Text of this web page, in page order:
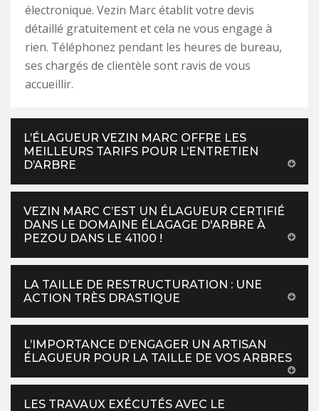
électronique. Vezin Marc établit votre devis
détaillé gratuitement et cela ne vous engage à
rien. Téléphonez pendant les heures de bureau,
ses chargés de clientèle sont ravis de vous
accueillir.
L’ÉLAGUEUR VEZIN MARC OFFRE LES
MEILLEURS TARIFS POUR L’ENTRETIEN
D’ARBRE
VEZIN MARC C’EST UN ÉLAGUEUR CERTIFIÉ
DANS LE DOMAINE ÉLAGAGE D'ARBRE À
PEZOU DANS LE 41100 !
LA TAILLE DE RESTRUCTURATION : UNE
ACTION TRÈS DRASTIQUE
L’IMPORTANCE D’ENGAGER UN ARTISAN
ÉLAGUEUR POUR LA TAILLE DE VOS ARBRES
LES TRAVAUX EXÉCUTÉS AVEC LE